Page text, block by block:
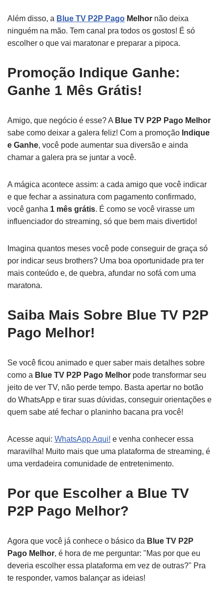
Além disso, a Blue TV P2P Pago Melhor não deixa
ninguém na mão. Tem canal pra todos os gostos! É só
escolher o que vai maratonar e preparar a pipoca.
Promoção Indique Ganhe:
Ganhe 1 Mês Grátis!
Amigo, que negócio é esse? A Blue TV P2P Pago Melhor
sabe como deixar a galera feliz! Com a promoção Indique
e Ganhe, você pode aumentar sua diversão e ainda
chamar a galera pra se juntar a você.
A mágica acontece assim: a cada amigo que você indicar
e que fechar a assinatura com pagamento confirmado,
você ganha 1 mês grátis. É como se você virasse um
influenciador do streaming, só que bem mais divertido!
Imagina quantos meses você pode conseguir de graça só
por indicar seus brothers? Uma boa oportunidade pra ter
mais conteúdo e, de quebra, afundar no sofá com uma
maratona.
Saiba Mais Sobre Blue TV P2P
Pago Melhor!
Se você ficou animado e quer saber mais detalhes sobre
como a Blue TV P2P Pago Melhor pode transformar seu
jeito de ver TV, não perde tempo. Basta apertar no botão
do WhatsApp e tirar suas dúvidas, conseguir orientações e
quem sabe até fechar o planinho bacana pra você!
Acesse aqui: WhatsApp Aqui! e venha conhecer essa
maravilha! Muito mais que uma plataforma de streaming, é
uma verdadeira comunidade de entretenimento.
Por que Escolher a Blue TV
P2P Pago Melhor?
Agora que você já conhece o básico da Blue TV P2P
Pago Melhor, é hora de me perguntar: "Mas por que eu
deveria escolher essa plataforma em vez de outras?" Pra
te responder, vamos balançar as ideias!